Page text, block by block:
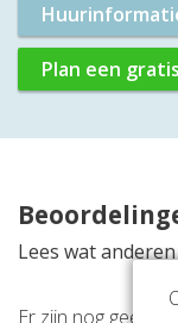
Plan een
Lees wat
Er zijn nog geen